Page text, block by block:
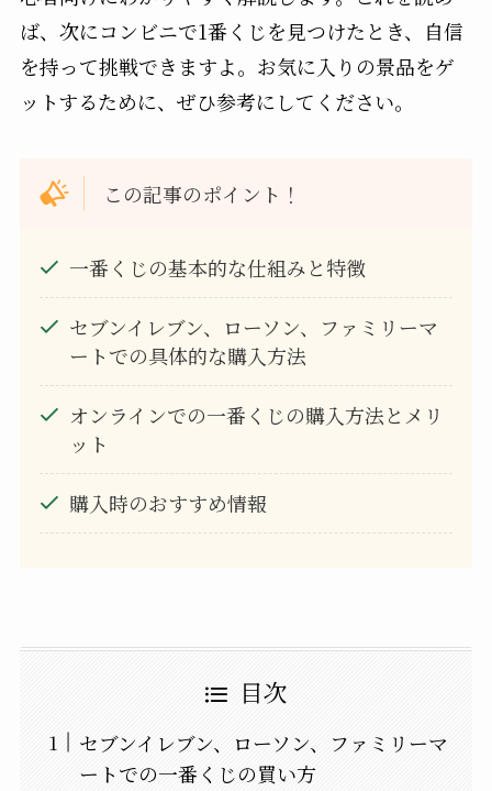
ば、次にコンビニで1番くじを見つけたとき、自信
を持って挑戦できますよ。お気に入りの景品をゲ
ットするために、ぜひ参考にしてください。
この記事のポイント！
一番くじの基本的な仕組みと特徴
セブンイレブン、ローソン、ファミリーマ
ートでの具体的な購入方法
オンラインでの一番くじの購入方法とメリ
ット
購入時のおすすめ情報
目次
セブンイレブン、ローソン、ファミリーマ
ートでの一番くじの買い方